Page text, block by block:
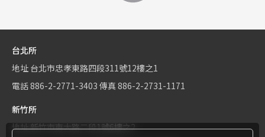
台北所
地址 台北市忠孝東路四段311號12樓之1
電話886-2-2771-3403 傳真 886-2-2731-1171
新竹所
地址新竹市東大路二段1號6樓之2